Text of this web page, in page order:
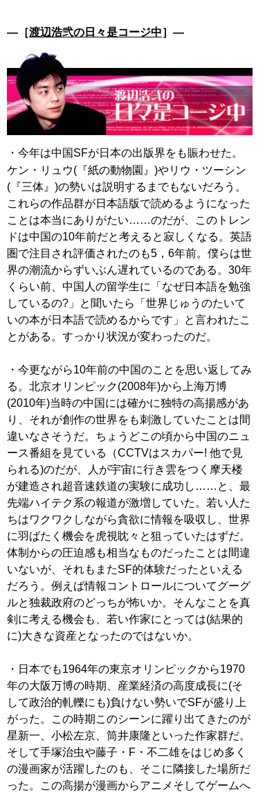
―［渡辺浩弐の日々是コージ中］―
・今年は中国SFが日本の出版界をも賑わせた。
ケン・リュウ(『紙の動物園』)やリウ・ツーシン
(『三体』)の勢いは説明するまでもないだろう。
これらの作品群が日本語版で読めるようになった
ことは本当にありがたい……のだが、このトレン
ドは中国の10年前だと考えると寂しくなる。英語
圏で注目され評価されたのも5，6年前。僕らは世
界の潮流からずいぶん遅れているのである。30年
くらい前、中国人の留学生に「なぜ日本語を勉強
しているの?」と聞いたら「世界じゅうのたいて
いの本が日本語で読めるからです」と言われたこ
とがある。すっかり状況が変わったのだ。
・今更ながら10年前の中国のことを思い返してみ
る。北京オリンピック(2008年)から上海万博
(2010年)当時の中国には確かに独特の高揚感があ
り、それが創作の世界をも刺激していたことは間
違いなさそうだ。ちょうどこの頃から中国のニュ
ース番組を見ている（CCTVはスカパー! 他で見
られる)のだが、人が宇宙に行き雲をつく摩天楼
が建造され超音速鉄道の実験に成功し……と、最
先端ハイテク系の報道が激増していた。若い人た
ちはワクワクしながら貪欲に情報を吸収し、世界
に羽ばたく機会を虎視眈々と狙っていたはずだ。
体制からの圧迫感も相当なものだったことは間違
いないが、それもまたSF的体験だったといえる
だろう。例えば情報コントロールについてグーグ
ルと独裁政府のどっちが怖いか。そんなことを真
剣に考える機会も、若い作家にとっては(結果的
に)大きな資産となったのではないか。
・日本でも1964年の東京オリンピックから1970
年の大阪万博の時期、産業経済の高度成長に(そ
して政治的軋轢にも)負けない勢いでSFが盛り上
がった。この時期このシーンに躍り出てきたのが
星新一、小松左京、筒井康隆といった作家群だ。
そして手塚治虫や藤子・F・不二雄をはじめ多く
の漫画家が活躍したのも、そこに隣接した場所だ
った。この高揚が漫画からアニメそしてゲームへ